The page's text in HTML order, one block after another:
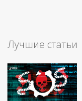
Лучшие статьи